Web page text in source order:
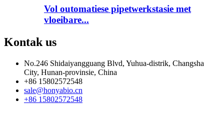
Vol outomatiese pipetwerkstasie met
vloeibare...
Kontak us
No.246 Shidaiyangguang Blvd, Yuhua-distrik, Changsha
City, Hunan-provinsie, China
+86 15802572548
sale@honyabio.cn
+86 15802572548